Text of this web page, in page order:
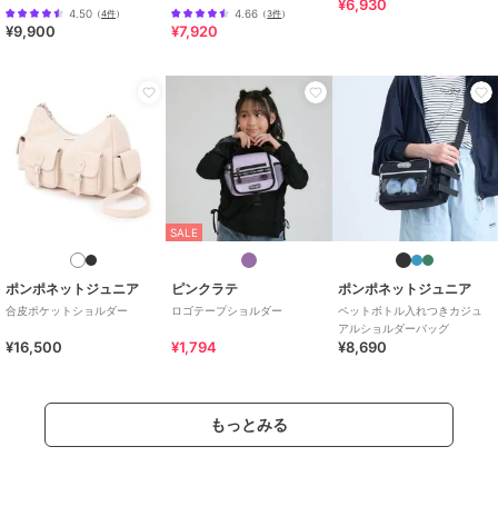
4.50 （4件）
¥9,900
4.66 （3件）
¥7,920
ルダーバッグ
¥6,930
ポンポネットジュニア
合皮ポケットショルダー
¥16,500
SALE
ピンクラテ
ロゴテープショルダー
¥1,794
ポンポネットジュニア
ペットボトル入れつきカジュ
アルショルダーバッグ
¥8,690
もっとみる